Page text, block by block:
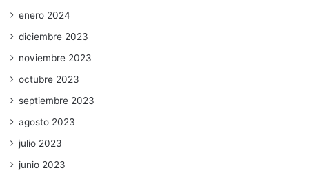
enero 2024
diciembre 2023
noviembre 2023
octubre 2023
septiembre 2023
agosto 2023
julio 2023
junio 2023